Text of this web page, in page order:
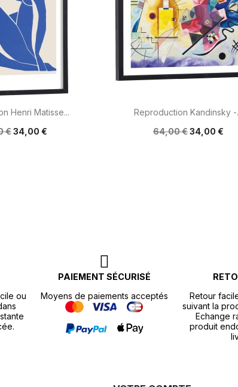
rapide
Henri Matisse...
€34,00 €
Aperçu rapide
Reproduction Kandinsky -
64,00 €34,00 €
ou
PAIEMENT SÉCURISÉ
Moyens de paiements acceptés
Retour
suivant la
Echange
produit